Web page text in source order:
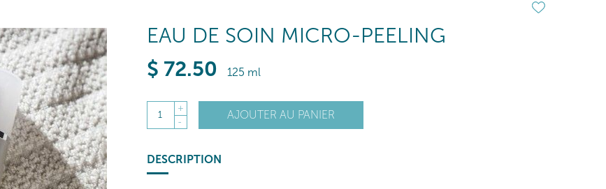
EAU DE SOIN MICRO-PEELING
$ 72.50 125 ml
1
+
-
AJOUTER AU PANIER
DESCRIPTION